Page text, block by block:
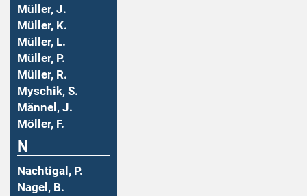
Müller, J.
Müller, K.
Müller, L.
Müller, P.
Müller, R.
Myschik, S.
Männel, J.
Möller, F.
N
Nachtigal, P.
Nagel, B.